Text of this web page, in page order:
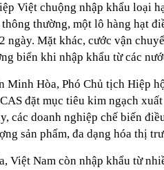
Việt chuộng nhập khẩu loại
thông thường, một lô hàng hạt
ngày. Mặt khác, cước vận
biển khi nhập khẩu từ các
Minh Hòa, Phó Chủ tịch Hiệp
đặt mục tiêu kim ngạch
các doanh nghiệp chế biến
sản phẩm, đa dạng hóa thị
Việt Nam còn nhập khẩu từ